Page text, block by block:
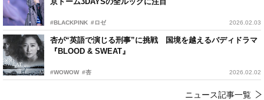
#BLACKPINK #ロゼ 2026.02.03
杏が“英語で演じる刑事”に挑戦 国境を越えるバディドラマ
『BLOOD & SWEAT』
#WOWOW #杏 2026.02.02
ニュース記事一覧